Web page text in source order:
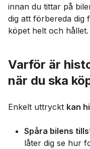
innan du tittar på
dig att förbereda dig
köpet helt och hållet.
Varför är
när du ska
Enkelt uttryckt kan
Spåra bilens
låter dig se hur